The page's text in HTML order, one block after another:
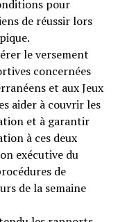
pour
de réussir lors
le versement
concernées
et aux Jeux
aider à couvrir les
et à garantir
à ces deux
exécutive du
de
de la semaine